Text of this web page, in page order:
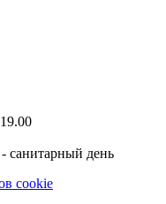
санитарный день
cookie